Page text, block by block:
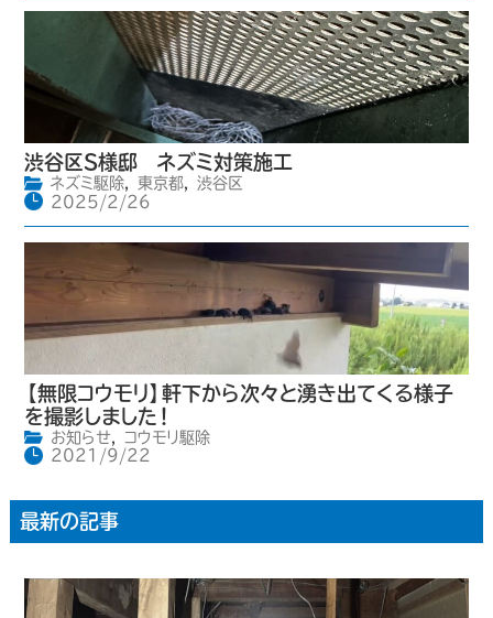
渋谷区S様邸 ネズミ対策施工
ネズミ駆除, 東京都,
渋谷区
2025/2/26
【無限コウモリ】軒下から次々と湧き出てくる様子
を撮影しました！
お知らせ,
コウモリ駆除
2021/9/22
最新の記事